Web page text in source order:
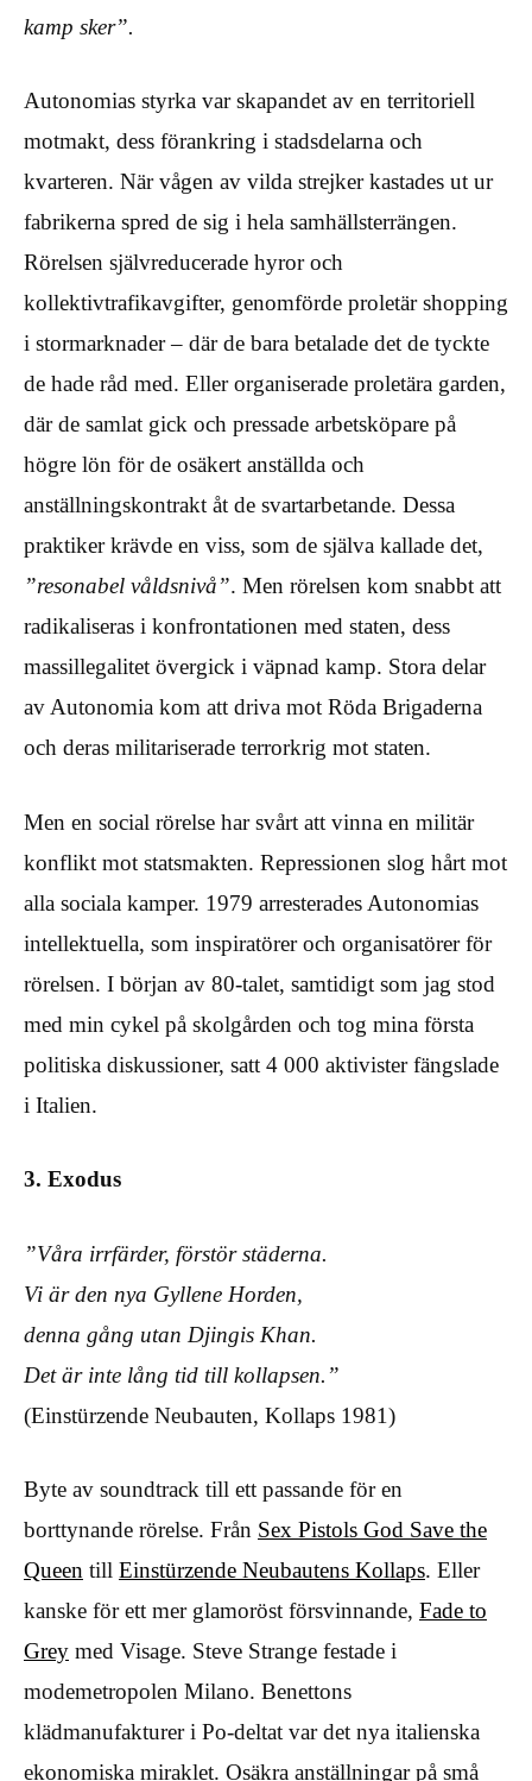
kamp sker”.
Autonomias styrka var skapandet av en territoriell
motmakt, dess förankring i stadsdelarna och
kvarteren. När vågen av vilda strejker kastades ut ur
fabrikerna spred de sig i hela samhällsterrängen.
Rörelsen självreducerade hyror och
kollektivtrafikavgifter, genomförde proletär shopping
i stormarknader – där de bara betalade det de tyckte
de hade råd med. Eller organiserade proletära garden,
där de samlat gick och pressade arbetsköpare på
högre lön för de osäkert anställda och
anställningskontrakt åt de svartarbetande. Dessa
praktiker krävde en viss, som de själva kallade det,
”resonabel våldsnivå”. Men rörelsen kom snabbt att
radikaliseras i konfrontationen med staten, dess
massillegalitet övergick i väpnad kamp. Stora delar
av Autonomia kom att driva mot Röda Brigaderna
och deras militariserade terrorkrig mot staten.
Men en social rörelse har svårt att vinna en militär
konflikt mot statsmakten. Repressionen slog hårt mot
alla sociala kamper. 1979 arresterades Autonomias
intellektuella, som inspiratörer och organisatörer för
rörelsen. I början av 80-talet, samtidigt som jag stod
med min cykel på skolgården och tog mina första
politiska diskussioner, satt 4 000 aktivister fängslade
i Italien.
3. Exodus
”Våra irrfärder, förstör städerna.
Vi är den nya Gyllene Horden,
denna gång utan Djingis Khan.
Det är inte lång tid till kollapsen.”
(Einstürzende Neubauten, Kollaps 1981)
Byte av soundtrack till ett passande för en
borttynande rörelse. Från Sex Pistols God Save the
Queen till Einstürzende Neubautens Kollaps. Eller
kanske för ett mer glamoröst försvinnande, Fade to
Grey med Visage. Steve Strange festade i
modemetropolen Milano. Benettons
klädmanufakturer i Po-deltat var det nya italienska
ekonomiska miraklet. Osäkra anställningar på små